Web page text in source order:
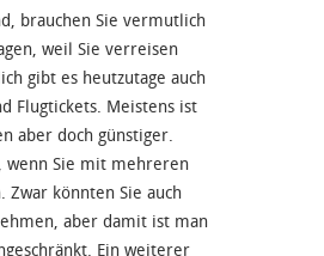
brauchen Sie vermutlich
weil Sie verreisen
gibt es heutzutage auch
Flugtickets. Meistens ist
aber doch günstiger.
wenn Sie mit mehreren
Zwar könnten Sie auch
aber damit ist man
Ein weiterer